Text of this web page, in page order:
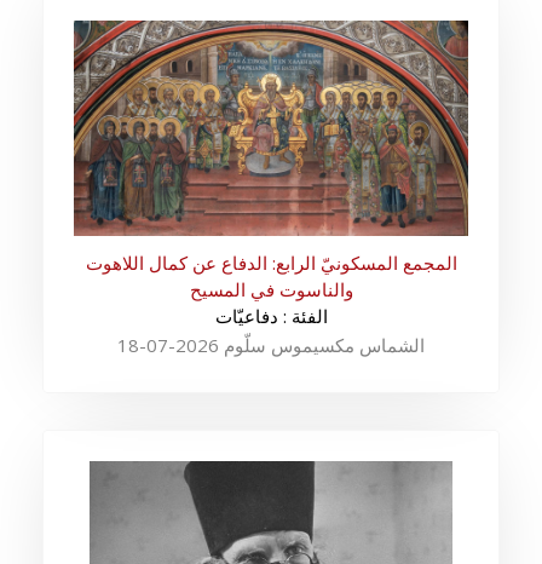
المجمع المسكونيّ الرابع: الدفاع عن كمال اللاهوت
والناسوت في المسيح
الفئة : دفاعيّات
الشماس مكسيموس سلّوم 2026-07-18